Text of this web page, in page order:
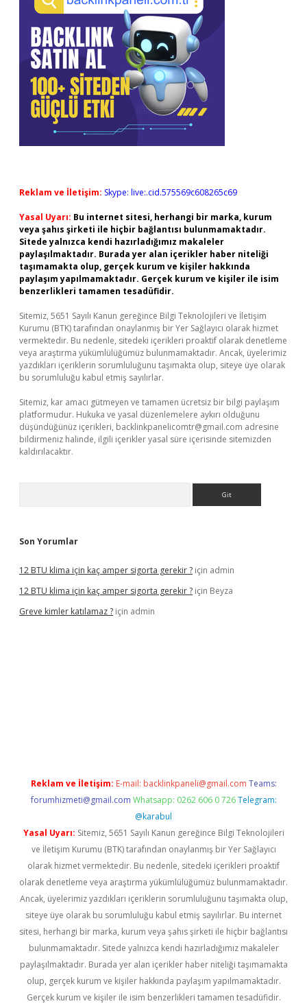
Reklam ve İletişim: Skype: live:.cid.575569c608265c69
Yasal Uyarı: Bu internet sitesi, herhangi bir marka, kurum
veya şahıs şirketi ile hiçbir bağlantısı bulunmamaktadır.
Sitede yalnızca kendi hazırladığımız makaleler
paylaşılmaktadır. Burada yer alan içerikler haber niteliği
taşımamakta olup, gerçek kurum ve kişiler hakkında
paylaşım yapılmamaktadır. Gerçek kurum ve kişiler ile isim
benzerlikleri tamamen tesadüfidir.
Sitemiz, 5651 Sayılı Kanun gereğince Bilgi Teknolojileri ve İletişim
Kurumu (BTK) tarafından onaylanmış bir Yer Sağlayıcı olarak hizmet
vermektedir. Bu nedenle, sitedeki içerikleri proaktif olarak denetleme
veya araştırma yükümlülüğümüz bulunmamaktadır. Ancak, üyelerimiz
yazdıkları içeriklerin sorumluluğunu taşımakta olup, siteye üye olarak
bu sorumluluğu kabul etmiş sayılırlar.
Sitemiz, kar amacı gütmeyen ve tamamen ücretsiz bir bilgi paylaşım
platformudur. Hukuka ve yasal düzenlemelere aykırı olduğunu
düşündüğünüz içerikleri, backlinkpanelicomtr@gmail.com adresine
bildirmeniz halinde, ilgili içerikler yasal süre içerisinde sitemizden
kaldırılacaktır.
Son Yorumlar
12 BTU klima için kaç amper sigorta gerekir ? için admin
12 BTU klima için kaç amper sigorta gerekir ? için Beyza
Greve kimler katılamaz ? için admin
Reklam ve İletişim: E-mail: backlinkpaneli@gmail.com Teams:
forumhizmeti@gmail.com Whatsapp: 0262 606 0 726 Telegram:
@karabul
Yasal Uyarı: Sitemiz, 5651 Sayılı Kanun gereğince Bilgi Teknolojileri
ve İletişim Kurumu (BTK) tarafından onaylanmış bir Yer Sağlayıcı
olarak hizmet vermektedir. Bu nedenle, sitedeki içerikleri proaktif
olarak denetleme veya araştırma yükümlülüğümüz bulunmamaktadır.
Ancak, üyelerimiz yazdıkları içeriklerin sorumluluğunu taşımakta olup,
siteye üye olarak bu sorumluluğu kabul etmiş sayılırlar. Bu internet
sitesi, herhangi bir marka, kurum veya şahıs şirketi ile hiçbir bağlantısı
bulunmamaktadır. Sitede yalnızca kendi hazırladığımız makaleler
paylaşılmaktadır. Burada yer alan içerikler haber niteliği taşımamakta
olup, gerçek kurum ve kişiler hakkında paylaşım yapılmamaktadır.
Gerçek kurum ve kişiler ile isim benzerlikleri tamamen tesadüfidir.